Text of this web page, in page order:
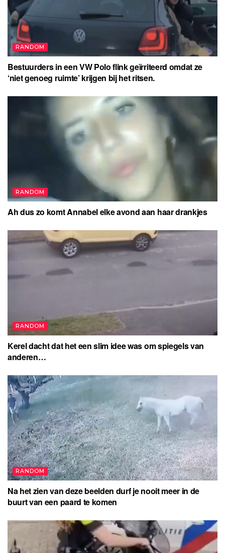
RANDOM
Bestuurders in een VW Polo flink geïrriteerd omdat ze
‘niet genoeg ruimte’ krijgen bij het ritsen.
RANDOM
Ah dus zo komt Annabel elke avond aan haar drankjes
RANDOM
Kerel dacht dat het een slim idee was om spiegels van
anderen…
RANDOM
Na het zien van deze beelden durf je nooit meer in de
buurt van een paard te komen